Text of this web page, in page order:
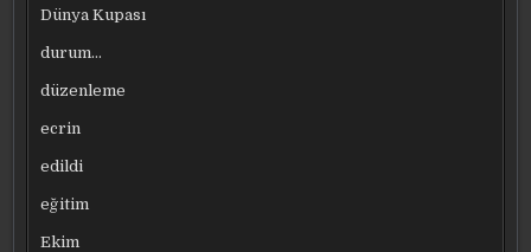
Dünya Kupası
durum…
düzenleme
ecrin
edildi
eğitim
Ekim